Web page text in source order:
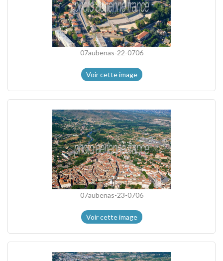
07aubenas-22-0706
Voir cette image
07aubenas-23-0706
Voir cette image